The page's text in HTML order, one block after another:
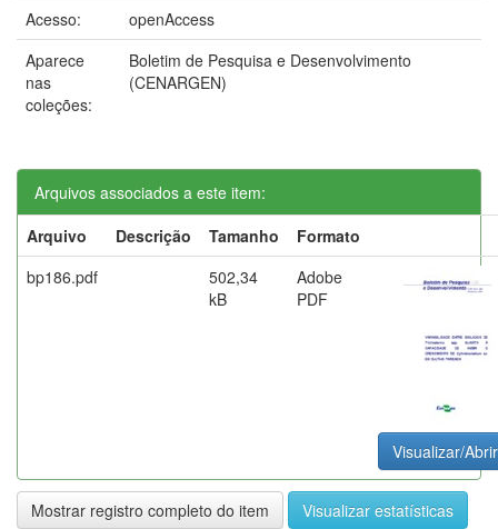
Acesso:
openAccess
Aparece
nas
coleções:
Boletim de Pesquisa e Desenvolvimento
(CENARGEN)
Arquivos associados a este item:
Arquivo
Descrição Tamanho
Formato
bp186.pdf
502,34
kB
Adobe
PDF
Visualizar/Abrir
Mostrar registro completo do item Visualizar estatísticas